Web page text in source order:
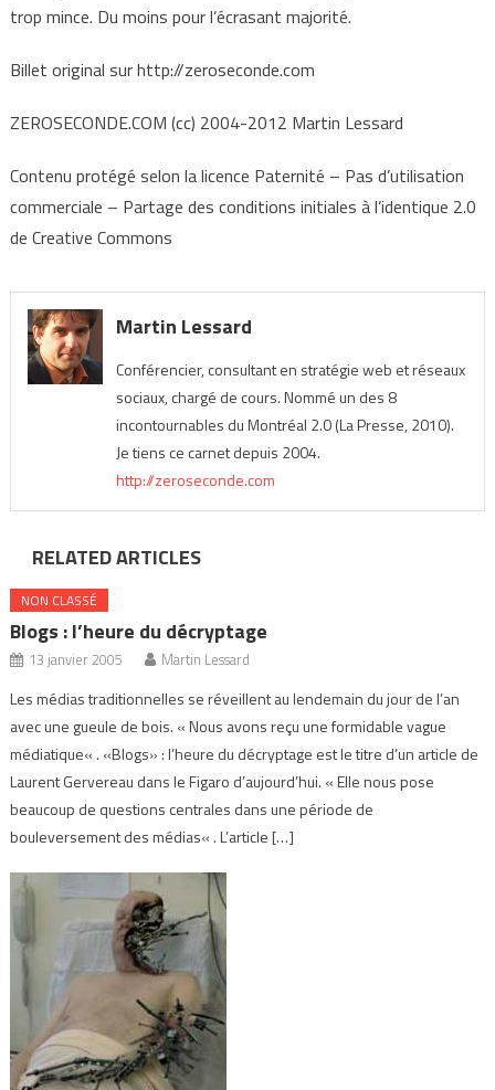
trop mince. Du moins pour l’écrasant majorité.
Billet original sur http://zeroseconde.com
ZEROSECONDE.COM (cc) 2004-2012 Martin Lessard
Contenu protégé selon la licence Paternité – Pas d’utilisation
commerciale – Partage des conditions initiales à l’identique 2.0
de Creative Commons
Martin Lessard
Conférencier, consultant en stratégie web et réseaux
sociaux, chargé de cours. Nommé un des 8
incontournables du Montréal 2.0 (La Presse, 2010).
Je tiens ce carnet depuis 2004.
http://zeroseconde.com
RELATED ARTICLES
NON CLASSÉ
Blogs : l’heure du décryptage
13 janvier 2005 Martin Lessard
Les médias traditionnelles se réveillent au lendemain du jour de l’an
avec une gueule de bois. « Nous avons reçu une formidable vague
médiatique« . «Blogs» : l’heure du décryptage est le titre d’un article de
Laurent Gervereau dans le Figaro d’aujourd’hui. « Elle nous pose
beaucoup de questions centrales dans une période de
bouleversement des médias« . L’article […]